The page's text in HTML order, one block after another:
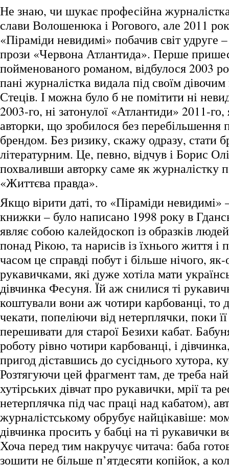
Не знаю, чи шукає професійна
слави Волошенюка і Рогового, але 2011
«Піраміди невидимі» побачив світ удруге
прози «Червона Атлантида». Перше
пойменованого романом, відбулося 2003
пані журналістка видала під своїм
Стеців. І можна було б не помітити ні
2003-го, ні затонулої «Атлантиди» 2011-го,
авторки, що зробилося без перебільшення
брендом. Без ризику, скажу одразу, стати
літературним. Це, певно, відчув і Борис
похваливши авторку саме як журналістку
«Життєва правда».
Якщо вірити даті, то «Піраміди невидимі»
книжки – було написано 1998 року в
являє собою калейдоскоп із образків
понад Рікою, та нарисів із їхнього життя
часом це справді побут і більше нічого,
рукавичками, які дуже хотіла мати
дівчинка Фесуня. Їй аж снилися ті
коштували вони аж чотири карбованці, то
чекати, попеліючи від нетерплячки, поки
перешивати для старої Безихи кабат.
роботу рівно чотири карбованці, і
пригод діставшись до сусіднього хутора,
Розтягуючи цей фрагмент там, де треба
хутірських дівчат про рукавички, мрії та
нетерплячка під час праці над кабатом),
журналістському обрубує найцікавіше:
дівчинка просить у бабці на ті рукавички
Хоча перед тим накручує читача: баба
зошити не більше п’ятдесяти копійок, а